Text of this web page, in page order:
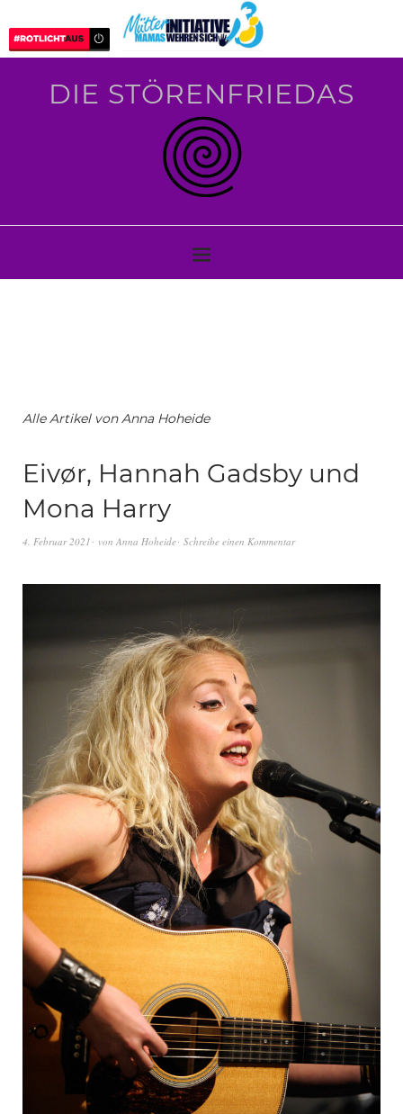
DIE STÖRENFRIEDAS
Alle Artikel vonAnna Hoheide
Eivør, Hannah Gadsby und
Mona Harry
4. Februar 2021 von Anna Hoheide Schreibe einen Kommentar